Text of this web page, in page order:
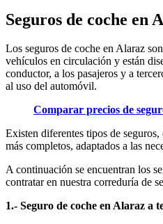
Seguros de coche en
Los seguros de coche en Alaraz
vehículos en circulación y están
conductor, a los pasajeros y a
al uso del automóvil.
Comparar precios de
Existen diferentes tipos de seguros,
más completos, adaptados a las
A continuación se encuentran los
contratar en nuestra correduría de
1.- Seguro de coche en Alaraz a